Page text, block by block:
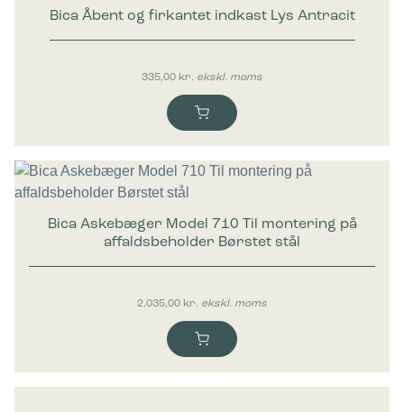
Bica Åbent og firkantet indkast Lys Antracit
335,00 kr. ekskl. moms
Bica Askebæger Model 710 Til montering på
affaldsbeholder Børstet stål
2.035,00 kr. ekskl. moms